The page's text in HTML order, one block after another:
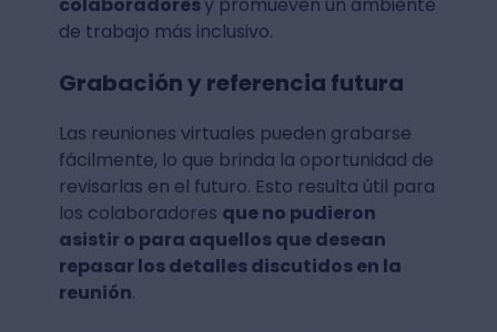
colaboradoresy promueven un ambiente
de trabajo más inclusivo.
Grabación y referencia futura
Las reuniones virtuales pueden grabarse
fácilmente, lo que brinda la oportunidad de
revisarlas en el futuro. Esto resulta útil para
los colaboradores que no pudieron
asistir o para aquellos que desean
repasar los detalles discutidos en la
reunión.